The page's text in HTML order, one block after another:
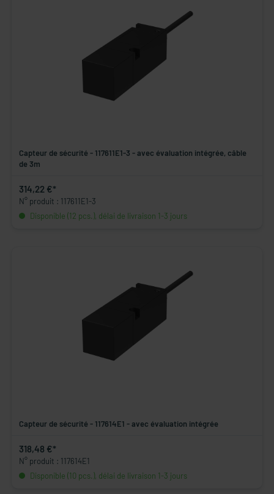
Capteur de sécurité - 117611E1-3 - avec évaluation intégrée, câble
de 3m
314,22 €*
N° produit : 117611E1-3
Disponible (12 pcs.), délai de livraison 1-3 jours
Capteur de sécurité - 117614E1 - avec évaluation intégrée
318,48 €*
N° produit : 117614E1
Disponible (10 pcs.), délai de livraison 1-3 jours